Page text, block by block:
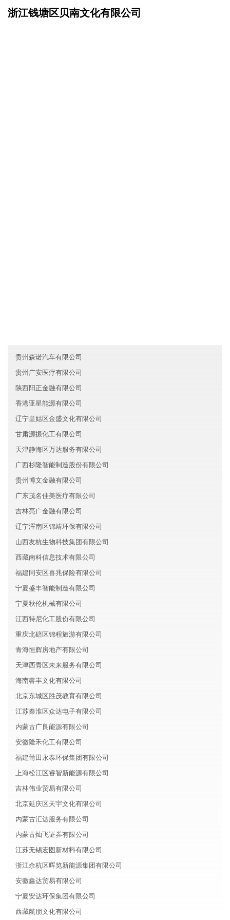
浙江钱塘区贝南文化有限公司
贵州森诺汽车有限公司
贵州广安医疗有限公司
陕西阳正金融有限公司
香港亚星能源有限公司
辽宁皇姑区金盛文化有限公司
甘肃源振化工有限公司
天津静海区万达服务有限公司
广西杉隆智能制造股份有限公司
贵州博文金融有限公司
广东茂名佳美医疗有限公司
吉林亮广金融有限公司
辽宁浑南区锦靖环保有限公司
山西友杭生物科技集团有限公司
西藏南科信息技术有限公司
福建同安区喜兆保险有限公司
宁夏盛丰智能制造有限公司
宁夏秋伦机械有限公司
江西特尼化工股份有限公司
重庆北碚区锦程旅游有限公司
青海恒辉房地产有限公司
天津西青区未来服务有限公司
海南睿丰文化有限公司
北京东城区胜茂教育有限公司
江苏秦淮区众达电子有限公司
内蒙古广良能源有限公司
安徽隆禾化工有限公司
福建莆田永泰环保集团有限公司
上海松江区睿智新能源有限公司
吉林伟业贸易有限公司
北京延庆区天宇文化有限公司
内蒙古汇达服务有限公司
内蒙古灿飞证券有限公司
江苏无锡宏图新材料有限公司
浙江余杭区晖览新能源集团有限公司
安徽鑫达贸易有限公司
宁夏安达环保集团有限公司
西藏航朋文化有限公司